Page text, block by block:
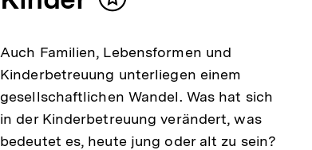
Inhalt
Auch Familien, Lebensformen und
Kinderbetreuung unterliegen einem
gesellschaftlichen Wandel. Was hat sich
in der Kinderbetreuung verändert, was
bedeutet es, heute jung oder alt zu sein?